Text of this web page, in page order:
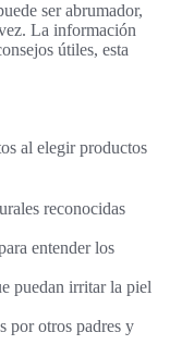
ser abrumador,
La información
útiles, esta
al elegir productos
reconocidas
entender los
puedan irritar la piel
por otros padres y